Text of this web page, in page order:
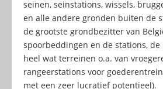
seinen, seinstations, wissels,
en alle andere gronden buiten de
de grootste grondbezitter van
spoorbeddingen en de stations, de
heel wat terreinen o.a. van
rangeerstations voor
met een zeer lucratief potentieel).